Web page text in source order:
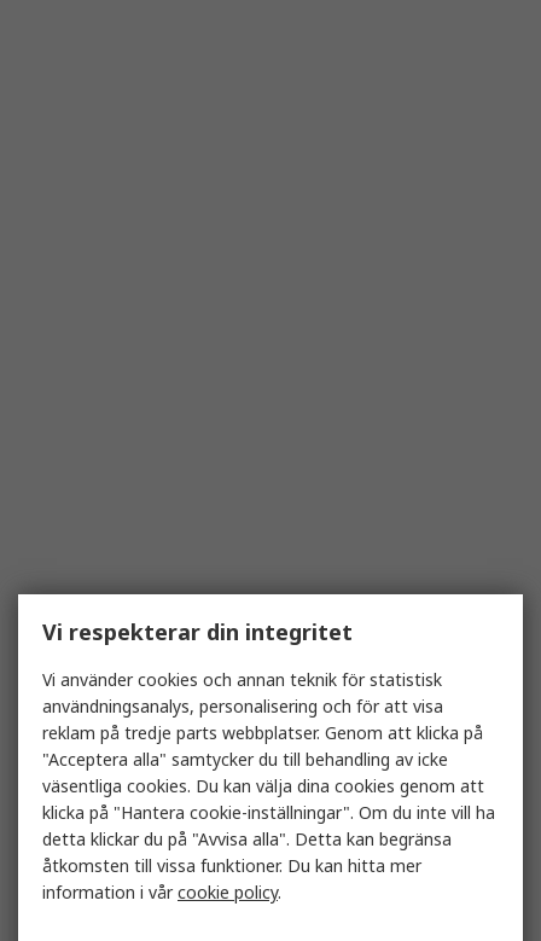
Vi respekterar din integritet
Vi använder cookies och annan teknik för statistisk
användningsanalys, personalisering och för att visa
reklam på tredje parts webbplatser. Genom att klicka på
"Acceptera alla" samtycker du till behandling av icke
väsentliga cookies. Du kan välja dina cookies genom att
klicka på "Hantera cookie-inställningar". Om du inte vill ha
detta klickar du på "Avvisa alla". Detta kan begränsa
åtkomsten till vissa funktioner. Du kan hitta mer
information i vårcookie policy.